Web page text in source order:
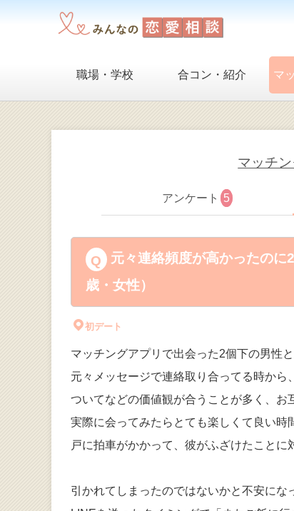
職場・学校 合コン・紹介 マ
マッチ
アンケート 5
元々連絡頻度が高かったの
歳・女性）
初デート
マッチングアプリで出会った2個下の男性
元々メッセージで連絡取り合ってる時か
ついてなどの価値観が合うことが多く、お
実際に会ってみたらとても楽しくて良い
戸に拍車がかかって、彼がふざけたことに
引かれてしまったのではないかと不安に